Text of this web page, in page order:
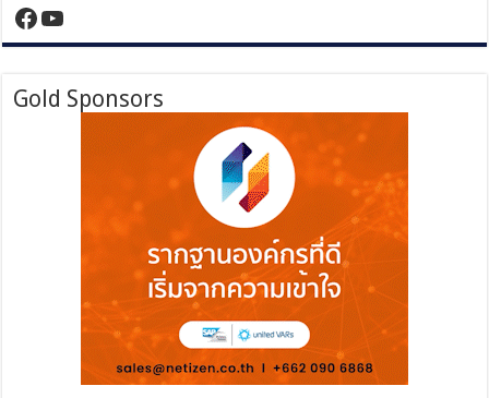
ฟื้น
https://www.facebook.com/
YouTube
Gold Sponsors